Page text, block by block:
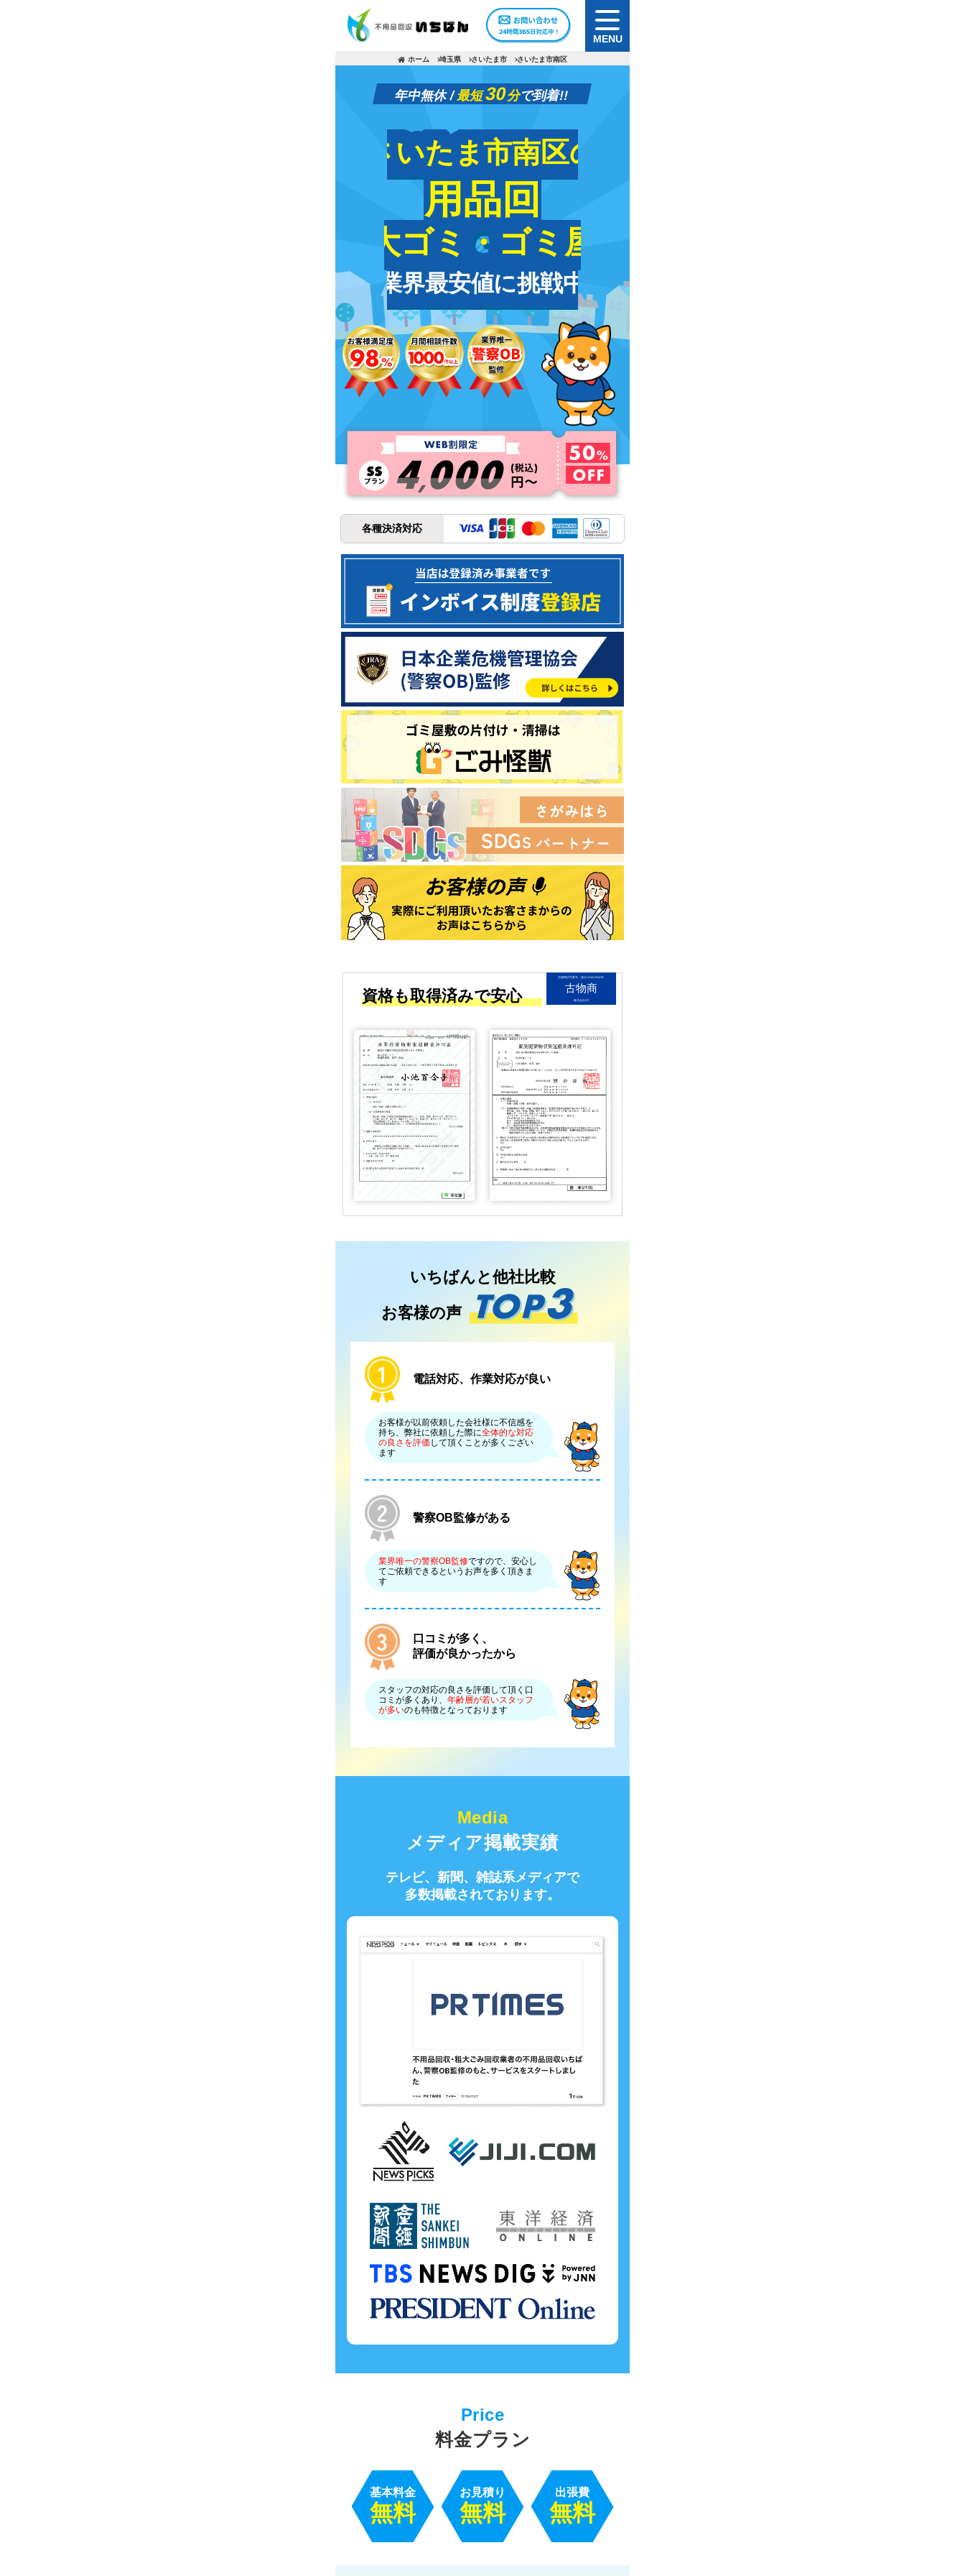
MENU
ホーム 埼玉県 さいたま市 さいたま市南区
年中無休 /最短30分で到着!!
さいたま市南区の
さいたま市南区の
不用品回収
不用品回収
粗大ゴミ・ゴミ屋敷
粗大ゴミ・ゴミ屋敷
業界最安値に挑戦中
業界最安値に挑戦中
各種決済対応
古物商許可番号：第451450019940号
古物商
株式会社FIT
資格も取得済みで安心
いちばんと他社比較
お客様の声
電話対応、作業対応が良い
お客様が以前依頼した会社様に不信感を
持ち、弊社に依頼した際に全体的な対応
の良さを評価 して頂くことが多くござい
ます
警察OB監修がある
業界唯一の警察OB監修ですので、安心し
てご依頼できるというお声を多く頂きま
す
口コミが多く、
評価が良かったから
スタッフの対応の良さを評価して頂く口
コミが多くあり、 年齢層が若いスタッフ
が多いのも特徴となっております
メディア掲載実績
テレビ、新聞、雑誌系メディアで
多数掲載されております。
料金プラン
基本料金
無料
お見積り
無料
出張費
無料